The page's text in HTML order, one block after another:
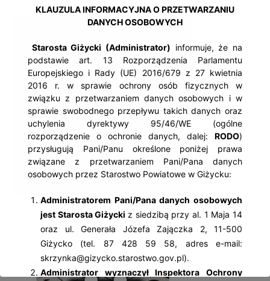
Kalendarz wydarzeń
KLAUZULA INFORMACYJNA O PRZETWARZANIU
DANYCH OSOBOWYCH
Starosta Giżycki (Administrator) informuje, że na
podstawie art. 13 Rozporządzenia Parlamentu
Europejskiego i Rady (UE) 2016/679 z 27 kwietnia
2016 r. w sprawie ochrony osób fizycznych w
związku z przetwarzaniem danych osobowych i w
sprawie swobodnego przepływu takich danych oraz
uchylenia dyrektywy 95/46/WE (ogólne
rozporządzenie o ochronie danych, dalej: RODO)
przysługują Pani/Panu określone poniżej prawa
związane z przetwarzaniem Pani/Pana danych
osobowych przez Starostwo Powiatowe w Giżycku:
Administratorem Pani/Pana danych osobowych
jest Starosta Giżycki z siedzibą przy al. 1 Maja 14
oraz ul. Generała Józefa Zajączka 2, 11-500
Giżycko (tel. 87 428 59 58, adres e-mail:
skrzynka@gizycko.starostwo.gov.pl).
Administrator wyznaczył Inspektora Ochrony